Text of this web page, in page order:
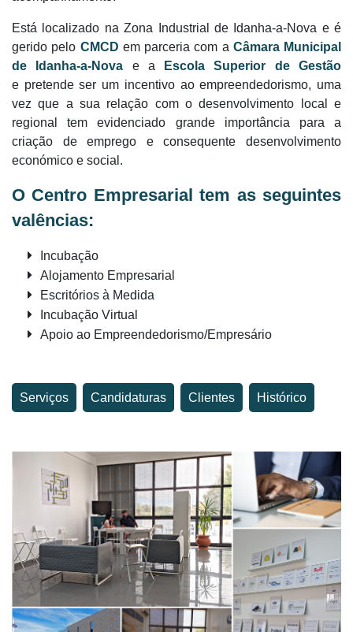
Está localizado na Zona Industrial de Idanha-a-Nova e é
gerido pelo CMCD em parceria com a Câmara Municipal
de Idanha-a-Nova e a
Escola Superior de Gestão
e pretende ser um incentivo ao empreendedorismo, uma
vez que a sua relação com o desenvolvimento local e
regional tem evidenciado grande importância para a
criação de emprego e consequente desenvolvimento
económico e social.
O Centro Empresarial tem as seguintes
valências:
Incubação
Alojamento Empresarial
Escritórios à Medida
Incubação Virtual
Apoio ao Empreendedorismo/Empresário
Serviços Candidaturas Clientes Histórico